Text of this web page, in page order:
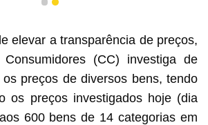
1 2
elevar a transparência de preços,
(CC) investiga de
preços de diversos bens, tendo
os preços investigados hoje (dia
600 bens de 14 categorias em